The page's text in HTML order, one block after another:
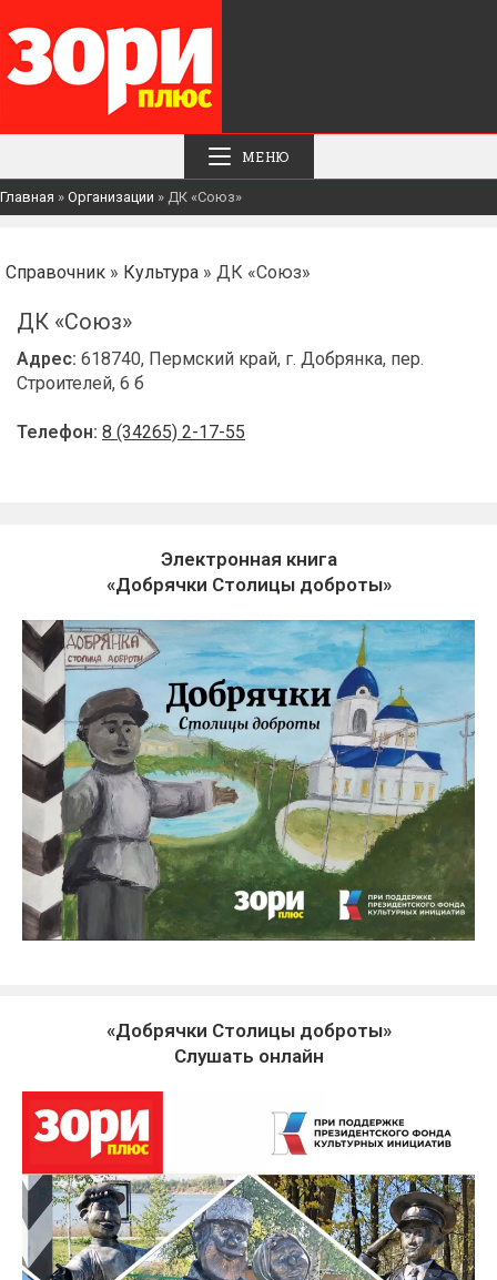
МЕНЮ
Главная » Организации » ДК «Союз»
Справочник » Культура » ДК «Союз»
ДК «Союз»
Адрес: 618740, Пермский край, г. Добрянка, пер.
Строителей, 6 б
Телефон: 8 (34265) 2-17-55
Электронная книга
«Добрячки Столицы доброты»
«Добрячки Столицы доброты»
Слушать онлайн